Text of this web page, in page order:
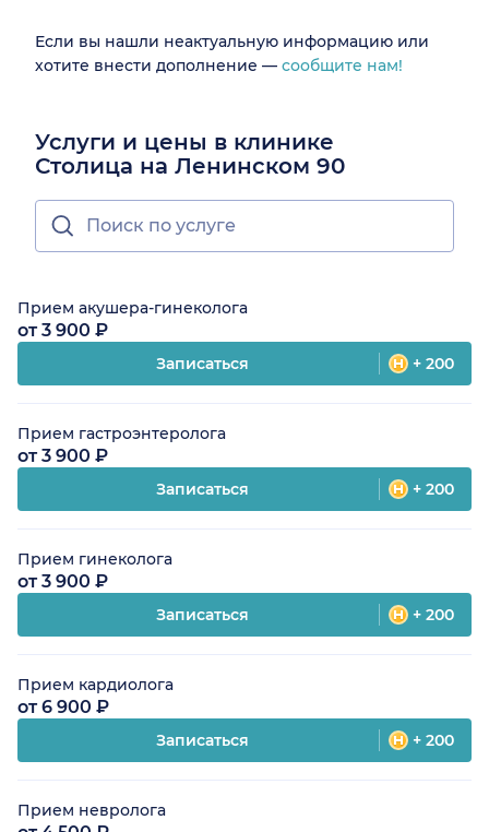
Если вы нашли неактуальную информацию или
хотите внести дополнение — сообщите нам!
Услуги и цены в клинике
Столица на Ленинском 90
Прием акушера-гинеколога
от 3 900 ₽
Записаться + 200
Прием гастроэнтеролога
от 3 900 ₽
Записаться + 200
Прием гинеколога
от 3 900 ₽
Записаться + 200
Прием кардиолога
от 6 900 ₽
Записаться + 200
Прием невролога